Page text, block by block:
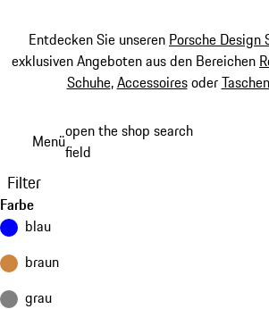
Entdecken Sie unseren Porsche Design
exklusiven Angeboten aus den Bereichen
Schuhe,Accessoiresoder
Hauptinhalt
Menüopen the shop search
field
Filter
Farbe
blau
braun
grau